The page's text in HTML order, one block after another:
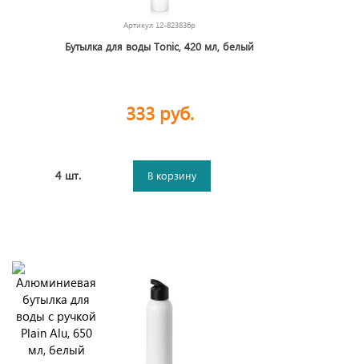
Артикул 12-823836p
Бутылка для воды Tonic, 420 мл, белый
333 руб.
4 шт. В корзину